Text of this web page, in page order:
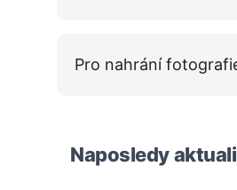
Pro nahrání
Naposledy